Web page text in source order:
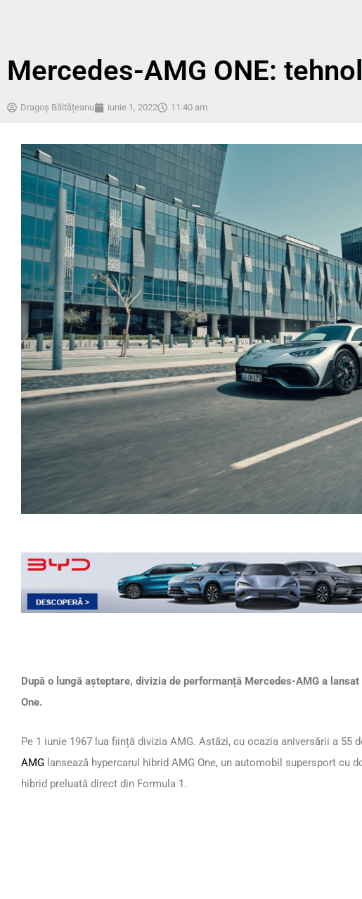
Mercedes-AMG ONE:
Dragoș Băltățeanu iunie 1, 2022 11:40 am
După o lungă așteptare, divizia de performanță Mercedes-AMG a
One.
Pe 1 iunie 1967 lua ființă divizia AMG. Astăzi, cu ocazia aniversării a 55
AMG lansează hypercarul hibrid AMG One, un automobil supersport cu
hibrid preluată direct din Formula 1.